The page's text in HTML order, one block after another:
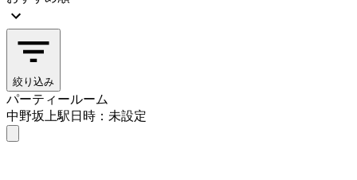
絞り込み
パーティールーム
中野坂上駅日時：未設定